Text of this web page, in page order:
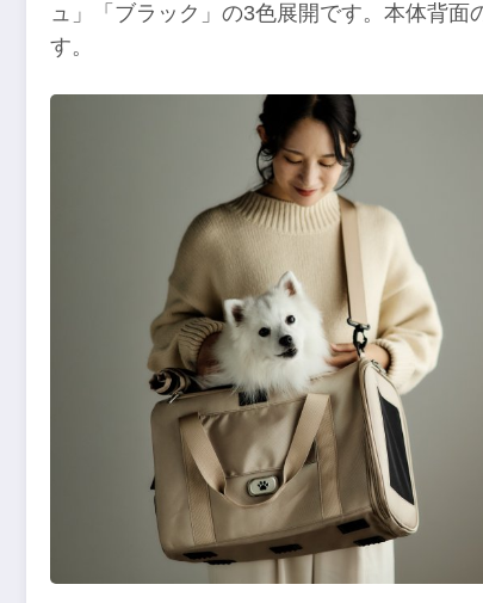
ュ」「ブラック」の3色展開です。本体背
す。